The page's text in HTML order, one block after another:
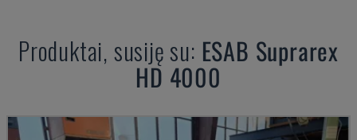
Produktai, susiję su: ESAB Suprarex
HD 4000